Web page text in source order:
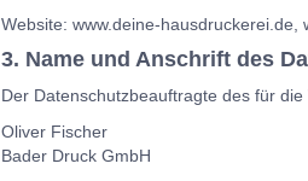
Website: www.deine-hausdruckerei.de,
3. Name und Anschrift des
Der Datenschutzbeauftragte des für
Oliver Fischer
Bader Druck GmbH